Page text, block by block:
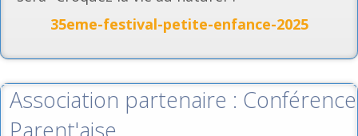
35eme-festival-petite-enfance-2025
Association partenaire : Conférence
Parent'aise